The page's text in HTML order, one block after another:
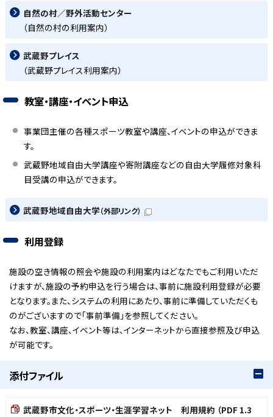
自然の村／野外活動センター
（自然の村の利用案内）
武蔵野プレイス
（武蔵野プレイス利用案内）
教室・講座・イベント申込
事業団主催の各種スポーツ教室や講座、イベントの申込ができま
す。
武蔵野地域自由大学講座や寄附講座などの自由大学履修対象科
目受講の申込ができます。
武蔵野地域自由大学（外部リンク）
利用登録
施設の空き情報の照会や施設の利用案内はどなたでもご利用いただ
けますが、施設の予約申込を行う場合は、事前に施設利用登録が必要
となります。また、システムの利用にあたり、事前に準備していただくも
のがございますので「事前準備」を参照してください。
なお、教室、講座、イベント等は、インターネットから直接参照及び申込
が可能です。
添付ファイル
武蔵野市文化・スポーツ・生涯学習ネット 利用規約 （PDF 1.3